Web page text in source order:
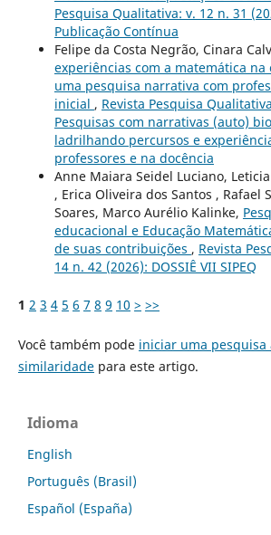
Pesquisa Qualitativa: v. 12 n. 31
Publicação Contínua
Felipe da Costa Negrão, Cinara
experiências com a matemática na
uma pesquisa narrativa com
inicial , Revista Pesquisa
Pesquisas com narrativas (auto)
ladrilhando percursos e
professores e na docência
Anne Maiara Seidel Luciano,
, Erica Oliveira dos Santos , Rafael
Soares, Marco Aurélio Kalinke,
educacional e Educação
de suas contribuições , Revista
14 n. 42 (2026): DOSSIÊ VII SIPEQ
1 2 3 4 5 6 7 8 9 10 > >>
Você também pode iniciar uma pesquisa
similaridadepara este artigo.
Idioma
English
Português (Brasil)
Español (España)